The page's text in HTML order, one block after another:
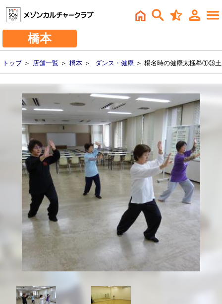
橋本
トップ＞ 店舗一覧 ＞ 橋本 ＞ ダンス・健康 ＞ 楊名時の健康太極拳①③土